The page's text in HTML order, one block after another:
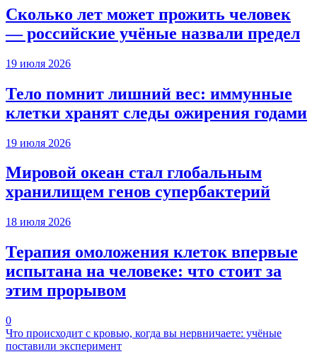
Сколько лет может прожить человек
— российские учёные назвали предел
19 июля 2026
Тело помнит лишний вес: иммунные
клетки хранят следы ожирения годами
19 июля 2026
Мировой океан стал глобальным
хранилищем генов супербактерий
18 июля 2026
Терапия омоложения клеток впервые
испытана на человеке: что стоит за
этим прорывом
0
Что происходит с кровью, когда вы нервничаете: учёные
поставили эксперимент